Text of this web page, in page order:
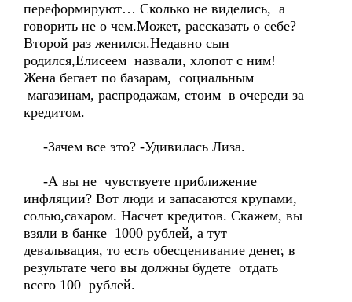
переформируют… Сколько не виделись, а
говорить не о чем.Может, рассказать о себе?
Второй раз женился.Недавно сын
родился,Елисеем назвали, хлопот с ним!
Жена бегает по базарам, социальным
магазинам, распродажам, стоим в очереди за
кредитом.
-Зачем все это? -Удивилась Лиза.
-А вы не чувствуете приближение
инфляции? Вот люди и запасаются крупами,
солью,сахаром. Насчет кредитов. Скажем, вы
взяли в банке 1000 рублей, а тут
девальвация, то есть обесценивание денег, в
результате чего вы должны будете отдать
всего 100 рублей.